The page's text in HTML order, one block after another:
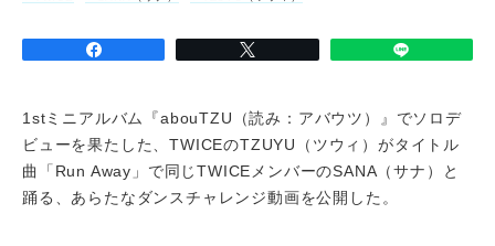
1stミニアルバム『abouTZU（読み：アバウツ）』でソロデ
ビューを果たした、TWICEのTZUYU（ツウィ）がタイトル
曲「Run Away」で同じTWICEメンバーのSANA（サナ）と
踊る、あらたなダンスチャレンジ動画を公開した。